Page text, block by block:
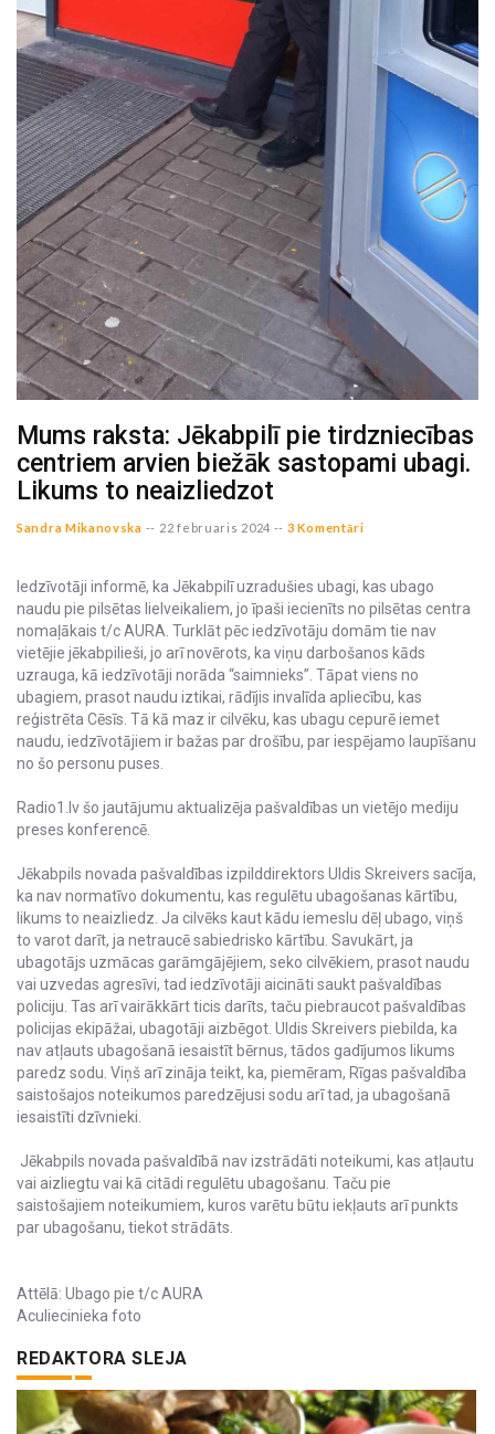
Mums raksta: Jēkabpilī pie tirdzniecības
centriem arvien biežāk sastopami ubagi.
Likums to neaizliedzot
Sandra Mikanovska -- 22 februaris 2024 -- 3 Komentāri
Iedzīvotāji informē, ka Jēkabpilī uzradušies ubagi, kas ubago
naudu pie pilsētas lielveikaliem, jo īpaši iecienīts no pilsētas centra
nomaļākais t/c AURA. Turklāt pēc iedzīvotāju domām tie nav
vietējie jēkabpilieši, jo arī novērots, ka viņu darbošanos kāds
uzrauga, kā iedzīvotāji norāda “saimnieks”. Tāpat viens no
ubagiem, prasot naudu iztikai, rādījis invalīda apliecību, kas
reģistrēta Cēsīs. Tā kā maz ir cilvēku, kas ubagu cepurē iemet
naudu, iedzīvotājiem ir bažas par drošību, par iespējamo laupīšanu
no šo personu puses.
Radio1.lv šo jautājumu aktualizēja pašvaldības un vietējo mediju
preses konferencē.
Jēkabpils novada pašvaldības izpilddirektors Uldis Skreivers sacīja,
ka nav normatīvo dokumentu, kas regulētu ubagošanas kārtību,
likums to neaizliedz. Ja cilvēks kaut kādu iemeslu dēļ ubago, viņš
to varot darīt, ja netraucē sabiedrisko kārtību. Savukārt, ja
ubagotājs uzmācas garāmgājējiem, seko cilvēkiem, prasot naudu
vai uzvedas agresīvi, tad iedzīvotāji aicināti saukt pašvaldības
policiju. Tas arī vairākkārt ticis darīts, taču piebraucot pašvaldības
policijas ekipāžai, ubagotāji aizbēgot. Uldis Skreivers piebilda, ka
nav atļauts ubagošanā iesaistīt bērnus, tādos gadījumos likums
paredz sodu. Viņš arī zināja teikt, ka, piemēram, Rīgas pašvaldība
saistošajos noteikumos paredzējusi sodu arī tad, ja ubagošanā
iesaistīti dzīvnieki.
Jēkabpils novada pašvaldībā nav izstrādāti noteikumi, kas atļautu
vai aizliegtu vai kā citādi regulētu ubagošanu. Taču pie
saistošajiem noteikumiem, kuros varētu būtu iekļauts arī punkts
par ubagošanu, tiekot strādāts.
Attēlā: Ubago pie t/c AURA
Aculiecinieka foto
REDAKTORA SLEJA